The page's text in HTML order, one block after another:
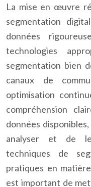
La mise en œuvre
segmentation
données
technologies
segmentation bien
canaux de
optimisation
compréhension
données
analyser et de
techniques de
pratiques en
est important de